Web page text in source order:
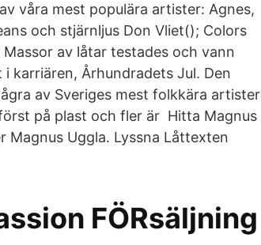
våra mest populära artister: Agnes,
och stjärnljus Don Vliet(); Colors
av låtar testades och vann
karriären, Århundradets Jul. Den
av Sveriges mest folkkära artister
på plast och fler är Hitta Magnus
Uggla. Lyssna Låttexten
FÖRsäljning